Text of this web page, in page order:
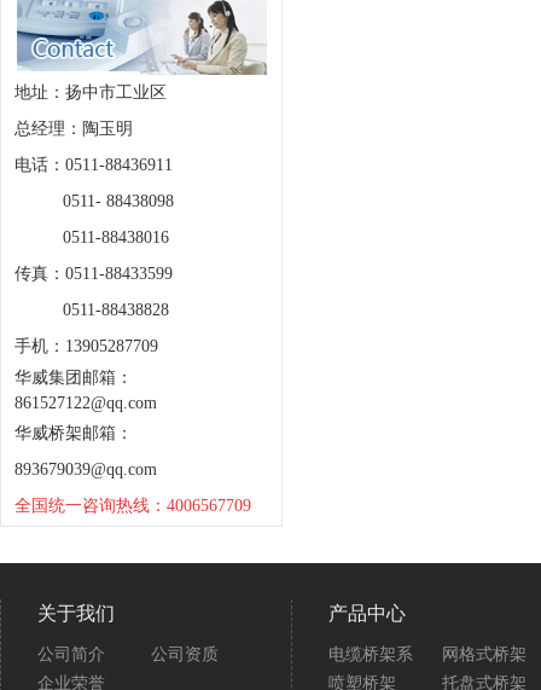
地址：扬中市工业区
总经理：陶玉明
电话：0511-88436911
0511- 88438098
0511-88438016
传真：0511-88433599
0511-88438828
手机：13905287709
华威集团邮箱：
861527122@qq.com
华威桥架邮箱：
893679039@qq.com
全国统一咨询热线：4006567709
关于我们
公司简介
公司资质
企业荣誉
产品中心
电缆桥架系
网格式桥架
喷塑桥架
托盘式桥架